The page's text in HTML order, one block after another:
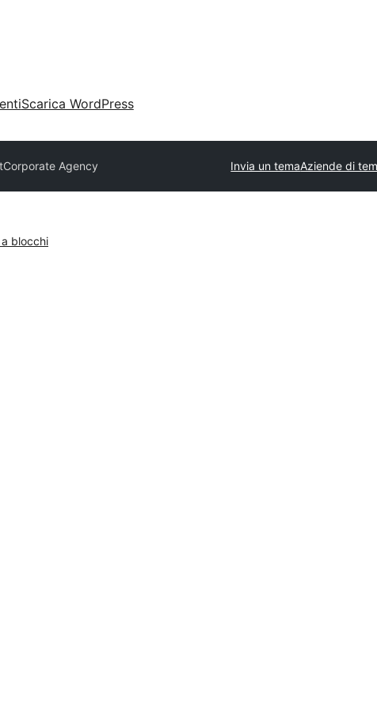
Scarica WordPress
Corporate Agency Invia un temaAziende di
a blocchi